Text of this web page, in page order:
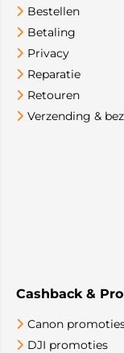
Bestellen
Betaling
Privacy
Reparatie
Retouren
Verzending &
Cashback &
Canon
DJI promoties